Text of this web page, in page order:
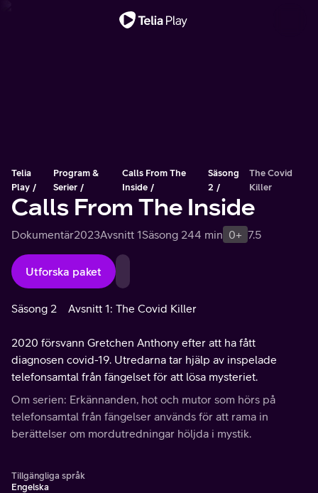
Telia
Play
Program &
Serier
Calls From The
Inside
Säsong
2
The Covid
Killer
Calls From The Inside
Dokumentär2023Avsnitt 1Säsong 244 min 0+ 7.5
Utforska paket
Säsong 2 Avsnitt 1: The Covid Killer
2020 försvann Gretchen Anthony efter att ha fått
diagnosen covid-19. Utredarna tar hjälp av inspelade
telefonsamtal från fängelset för att lösa mysteriet.
Om serien: Erkännanden, hot och mutor som hörs på
telefonsamtal från fängelser används för att rama in
berättelser om mordutredningar höljda i mystik.
Tillgängliga språk
Engelska